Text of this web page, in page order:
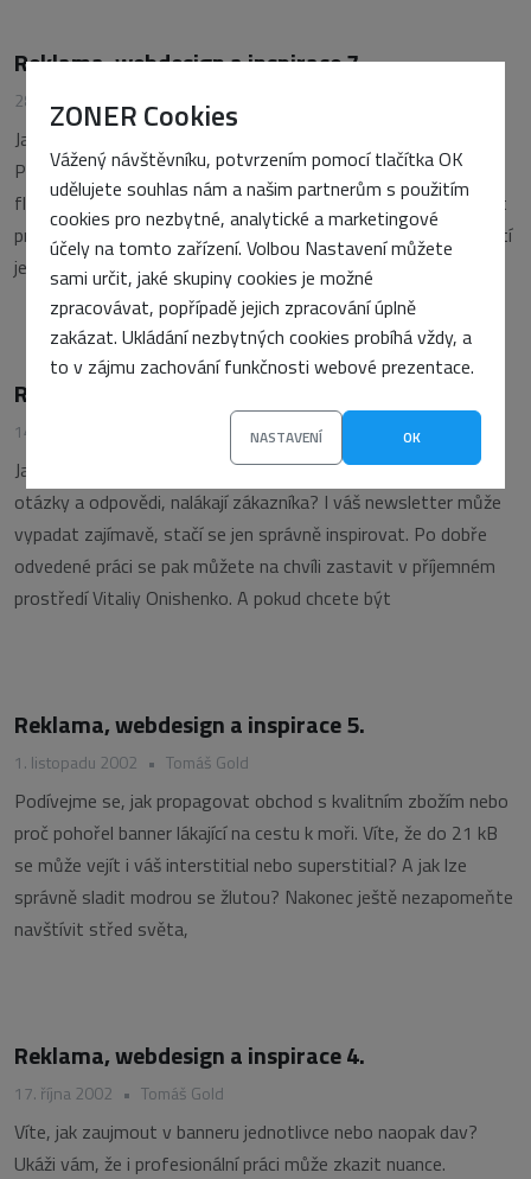
ZONER Cookies
Vážený návštěvníku, potvrzením pomocí tlačítka OK
udělujete souhlas nám a našim partnerům s použitím
cookies pro nezbytné, analytické a marketingové
účely na tomto zařízení. Volbou Nastavení můžete
sami určit, jaké skupiny cookies je možné
zpracovávat, popřípadě jejich zpracování úplně
zakázat. Ukládání nezbytných cookies probíhá vždy, a
to v zájmu zachování funkčnosti webové prezentace.
NASTAVENÍ OK
Reklama, webdesign a inspirace 7.
28. listopadu 2002 Tomáš Gold
Jak lze na webu propagovat např. turné baletního sboru?
Podívejme se na ruský příklad. A jak vypadá banner oceněný
flashovou konferencí? Opět nevynecháme inspiraci, tentokrát
provoněnou kávou a nakonec se podíváme na televizi, naštěstí
jen jako na zajímavý webdesignerský nápad.
Reklama, webdesign a inspirace 6.
14. listopadu 2002 Tomáš Gold
Jak neztratit ani slůvko v klasickém banneru? K čemu slouží
otázky a odpovědi, nalákají zákazníka? I váš newsletter může
vypadat zajímavě, stačí se jen správně inspirovat. Po dobře
odvedené práci se pak můžete na chvíli zastavit v příjemném
prostředí Vitaliy Onishenko. A pokud chcete být
Reklama, webdesign a inspirace 5.
1. listopadu 2002 • Tomáš Gold
Podívejme se, jak propagovat obchod s kvalitním zbožím nebo
proč pohořel banner lákající na cestu k moři. Víte, že do 21 kB
se může vejít i váš interstitial nebo superstitial? A jak lze
správně sladit modrou se žlutou? Nakonec ještě nezapomeňte
navštívit střed světa,
Reklama, webdesign a inspirace 4.
17. října 2002 • Tomáš Gold
Víte, jak zaujmout v banneru jednotlivce nebo naopak dav?
Ukáži vám, že i profesionální práci může zkazit nuance.